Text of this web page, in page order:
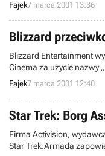
Fajek7 marca 2001 13:36
Blizzard
Blizzard Entertainment
Cinema za użycie nazwy
kręconego przez NLC.
na apele ze strony
Fajek7 marca 2001 12:40
Star Trek: Borg
Firma Activision,
Star Trek:Armada